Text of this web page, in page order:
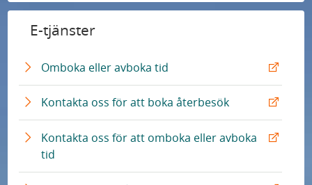
E-tjänster
Omboka eller avboka tid
x
t
e
r
Kontakta oss för att boka återbesökE
x
t
r
Kontakta oss för att omboka eller avboka
tid
x